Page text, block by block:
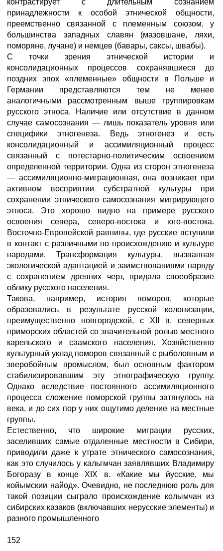
контрастирует с длительным сознанием
принадлежности к особой этнической общности,
преемственно связанной с племенным союзом, у
большинства западных славян (мазовшане, ляхи,
поморяне, лучане) и немцев (бавары, саксы, швабы).
С точки зрения этнической истории и
консолидационных процессов сохранявшиеся до
поздних эпох «племенные» общности в Польше и
Германии представляются тем не менее
аналогичными рассмотренным выше группировкам
русского этноса. Наличие или отсутствие в данном
случае самосознания — лишь показатель уровня или
специфики этногенеза. Ведь этногенез и есть
консолидационный и ассимиляционный процесс
связанный с потестарно-политическим освоением
определенной территории. Одна из сторон этногенеза
— ассимиляционно-миграционная, она возникает при
активном восприятии субстратной культуры при
сохранении этнического самосознания мигрирующего
этноса. Это хорошо видно на примере русского
освоения севера, северо-востока и юго-востока.
Восточно-Европейской равнины, где русские вступили
в контакт с различными по происхождению и культуре
народами. Трансформация культуры, вызванная
экологической адаптацией и заимствованиями наряду
с сохранением древних черт, придала своеобразие
облику русского населения.
Такова, например, история поморов, которые
образовались в результате русской колонизации,
преимущественно новгородской, с XII в. северных
приморских областей со значительной ролью местного
карельского и саамского населения. Хозяйственно
культурный уклад поморов связанный с рыболовным и
зверобойным промыслом, был основным фактором
стабилизировавшим эту этнографическую группу.
Однако вследствие постоянного ассимиляционного
процесса сложение поморской группы затянулось на
века, и до сих пор у них ощутимо деление на местные
группы.
Естественно, что широкие миграции русских,
заселивших самые отдаленные местности в Сибири,
приводили даже к утрате этнического самосознания,
как это случилось у кальгмчан заявлявших Владимиру
Богоразу в конце XIX в. «Какие мы йусские, мы
койымскии найод». Очевидно, не последнюю роль для
такой позиции сыграло происхождение колымчан из
сибирских казаков (включавших нерусские элементы) и
разного промышленного
152